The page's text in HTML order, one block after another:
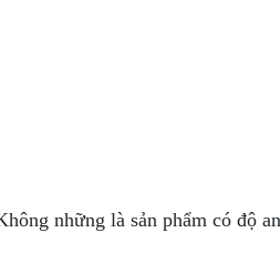
những là sản phẩm có độ